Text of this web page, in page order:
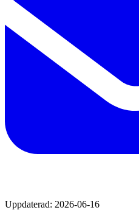
Uppdaterad: 2026-06-16